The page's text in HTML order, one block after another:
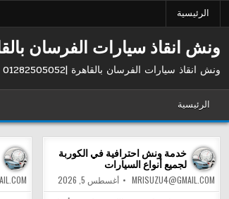
الرئيسية
ونش انقاذ سيارات الفرسان بالقاهرة
ونش انقاذ سيارات الفرسان بالقاهرة |01282505052
الرئيسية
خدمة ونش احترافية في الكوربة
لجميع أنواع السيارات
MRISUZU4@GMAIL.COM أغسطس 5, 2026